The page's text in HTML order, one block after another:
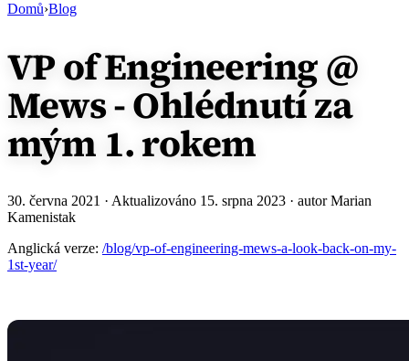
Domů›Blog
VP of Engineering @
Mews - Ohlédnutí za
mým 1. rokem
30. června 2021 · Aktualizováno 15. srpna 2023 · autor Marian
Kamenistak
Anglická verze: /blog/vp-of-engineering-mews-a-look-back-on-my-
1st-year/